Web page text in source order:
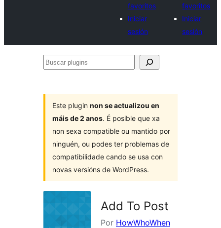
favoritos
Iniciar
sesión
favoritos
Iniciar
sesión
Buscar
Este plugin non se actualizou en
máis de 2 anos. É posible que xa
non sexa compatible ou mantido por
ninguén, ou podes ter problemas de
compatibilidade cando se usa con
novas versións de WordPress.
Add To Post
Por HowWhoWhen